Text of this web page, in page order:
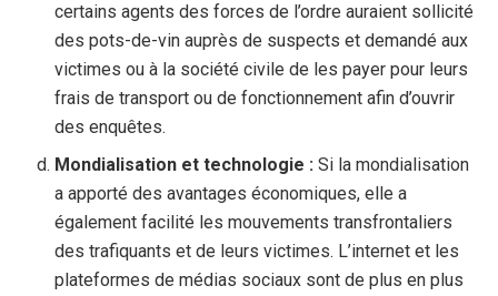
certains agents des forces de l’ordre auraient sollicité
des pots-de-vin auprès de suspects et demandé aux
victimes ou à la société civile de les payer pour leurs
frais de transport ou de fonctionnement afin d’ouvrir
des enquêtes.
Mondialisation et technologie : Si la mondialisation
a apporté des avantages économiques, elle a
également facilité les mouvements transfrontaliers
des trafiquants et de leurs victimes. L’internet et les
plateformes de médias sociaux sont de plus en plus